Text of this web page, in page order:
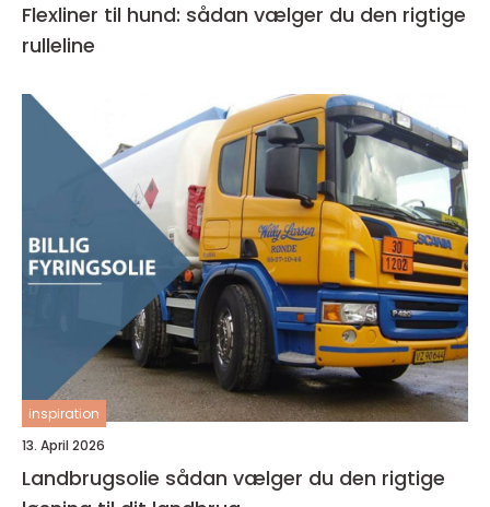
Flexliner til hund: sådan vælger du den rigtige
rulleline
inspiration
13. April 2026
Landbrugsolie sådan vælger du den rigtige